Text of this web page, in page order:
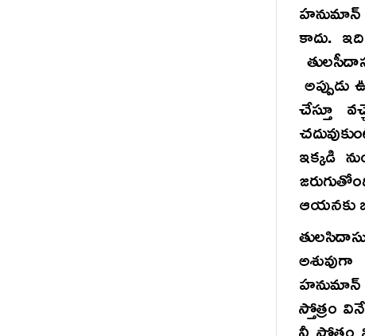
హనుమాన్
కాదు.
చేస్తూ
ఇక్కడి
ఆయనకు
స్తోత్రం